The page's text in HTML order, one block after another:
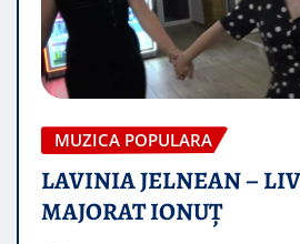
MUZICA POPULARA
LAVINIA JELNEAN –
MAJORAT IONUŢ